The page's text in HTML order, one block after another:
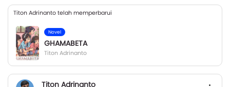
Titon Adrinanto telah memperbarui
Novel
GHAMABETA
Titon Adrinanto
Titon Adrinanto